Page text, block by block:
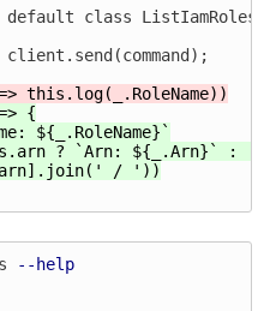
class ListIamRoles
{
${_.RoleName}`
? `Arn: ${_.Arn}` :
arn].join(' / '))
--help